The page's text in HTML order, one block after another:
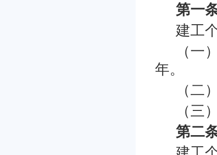
第一
建工
（一
年。
（二
（三
第二